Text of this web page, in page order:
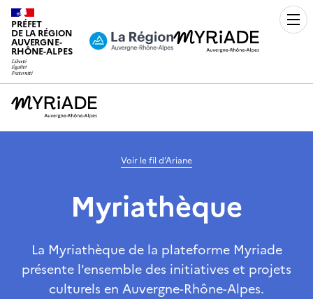
PRÉFET
DE LA RÉGION
AUVERGNE-
RHÔNE-ALPES
Voir le fil d’Ariane
Myriathèque
La Myriathèque de la plateforme Myriade
présente l'ensemble des initiatives et projets
culturels en Auvergne-Rhône-Alpes.